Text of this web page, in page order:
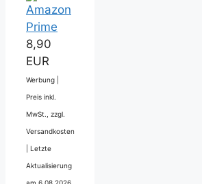
8,90
EUR
Werbung |
Preis inkl.
MwSt., zzgl.
Versandkosten
Letzte
Aktualisierung